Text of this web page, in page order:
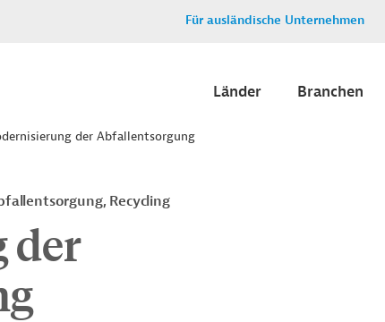
Für ausländische Unternehmen
Länder Branchen
der Abfallentsorgung
Recycling
der